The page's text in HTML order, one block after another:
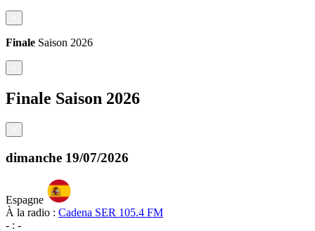
Finale Saison 2026
Finale Saison 2026
dimanche 19/07/2026
Espagne
À la radio : Cadena SER 105.4 FM
- : -